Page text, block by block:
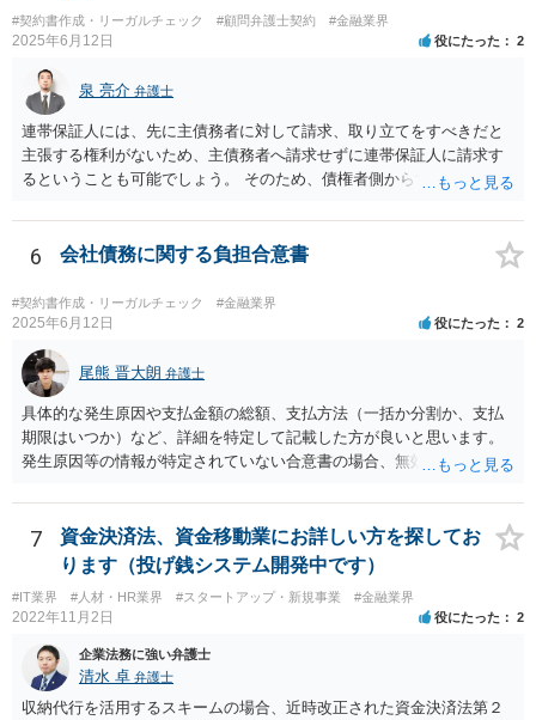
#契約書作成・リーガルチェック #顧問弁護士契約 #金融業界
2025年6月12日 役にたった 2
泉 亮介 弁護士
連帯保証人には、先に主債務者に対して請求、取り立てをすべきだと
主張する権利がないため、主債務者へ請求せずに連帯保証人に請求す
るということも可能でしょう。 そのため、債権者側からすれば、会社
求しても良いものとなります。
6 会社債務に関する負担合意書
#契約書作成・リーガルチェック #金融業界
2025年6月12日 役にたった 2
尾熊 晋大朗 弁護士
具体的な発生原因や支払金額の総額、支払方法（一括か分割か、支払
期限はいつか）など、詳細を特定して記載した方が良いと思います。
発生原因等の情報が特定されていない合意書の場合、無効になるリス
項など、合意書に記載した方が良い文言もありますので、ご注意され
た方が良いです。 合意書など法的な書面は文言によって効果が変わり
得るので、弁護士にご事情を伝えて直接相談、合意書の作成を依頼す
ることをお勧めいたします。
7
資金決済法、資金移動業にお詳しい方を探してお
ります（投げ銭システム開発中です）
#IT業界 #人材・HR業界 #スタートアップ・新規事業 #金融業界
2022年11月2日 役にたった 2
企業法務に強い弁護士
清水 卓 弁護士
収納代行を活用するスキームの場合、近時改正された資金決済法第２